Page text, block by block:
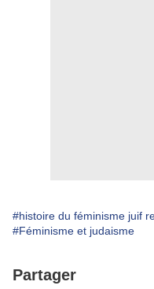
#histoire du féminisme juif
#Féminisme et judaisme
Partager